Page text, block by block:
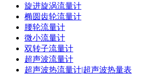
旋进旋涡流量计
椭圆齿轮流量计
腰轮流量计
微小流量计
双转子流量计
超声波流量计
超声波热流量计|超声波热量表